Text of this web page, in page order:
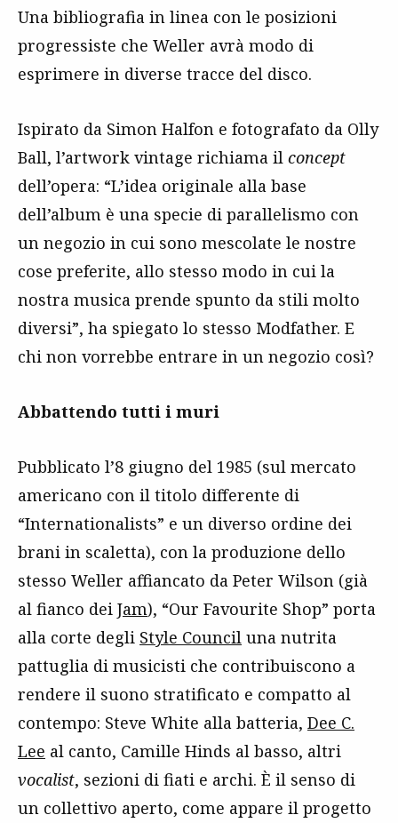
Una bibliografia in linea con le posizioni
progressiste che Weller avrà modo di
esprimere in diverse tracce del disco.
Ispirato da Simon Halfon e fotografato da Olly
Ball, l’artwork vintage richiama il concept
dell’opera: “L’idea originale alla base
dell’album è una specie di parallelismo con
un negozio in cui sono mescolate le nostre
cose preferite, allo stesso modo in cui la
nostra musica prende spunto da stili molto
diversi”, ha spiegato lo stesso Modfather. E
chi non vorrebbe entrare in un negozio così?
Abbattendo tutti i muri
Pubblicato l’8 giugno del 1985 (sul mercato
americano con il titolo differente di
“Internationalists” e un diverso ordine dei
brani in scaletta), con la produzione dello
stesso Weller affiancato da Peter Wilson (già
al fianco dei Jam), “Our Favourite Shop” porta
alla corte degli Style Council una nutrita
pattuglia di musicisti che contribuiscono a
rendere il suono stratificato e compatto al
contempo: Steve White alla batteria, Dee C.
Lee al canto, Camille Hinds al basso, altri
vocalist, sezioni di fiati e archi. È il senso di
un collettivo aperto, come appare il progetto